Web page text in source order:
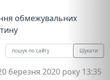
обмежувальних
Шукати
березня 2020 року 13:35